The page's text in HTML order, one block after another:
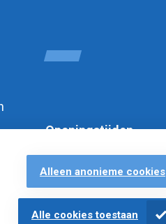
Alleen anonieme cookies
Alle cookies toestaan
Openingstijden